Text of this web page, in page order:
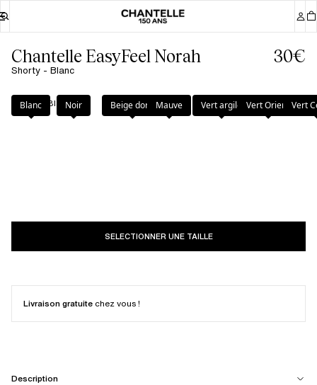
Chantelle EasyFeel Norah
Shorty - Blanc
30€
Couleur Blanc
Blanc Noir Beige doré Mauve Vert argile Vert Orient Vert
SELECTIONNER UNE TAILLE
Livraison gratuite chez vous !
Description